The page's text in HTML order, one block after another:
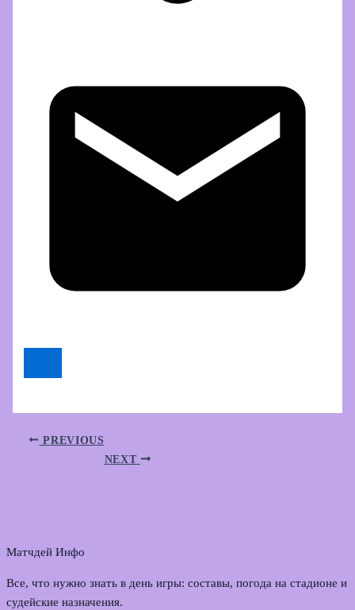
PREVIOUS
NEXT
Матчдей Инфо
Все, что нужно знать в день игры: составы, погода на стадионе и
судейские назначения.